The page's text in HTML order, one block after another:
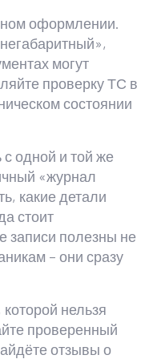
оформлении.
могут
проверку ТС в
состоянии
с одной и той же
«журнал
какие детали
стоит
записи полезны не
– они сразу
нельзя
проверенный
отзывы о